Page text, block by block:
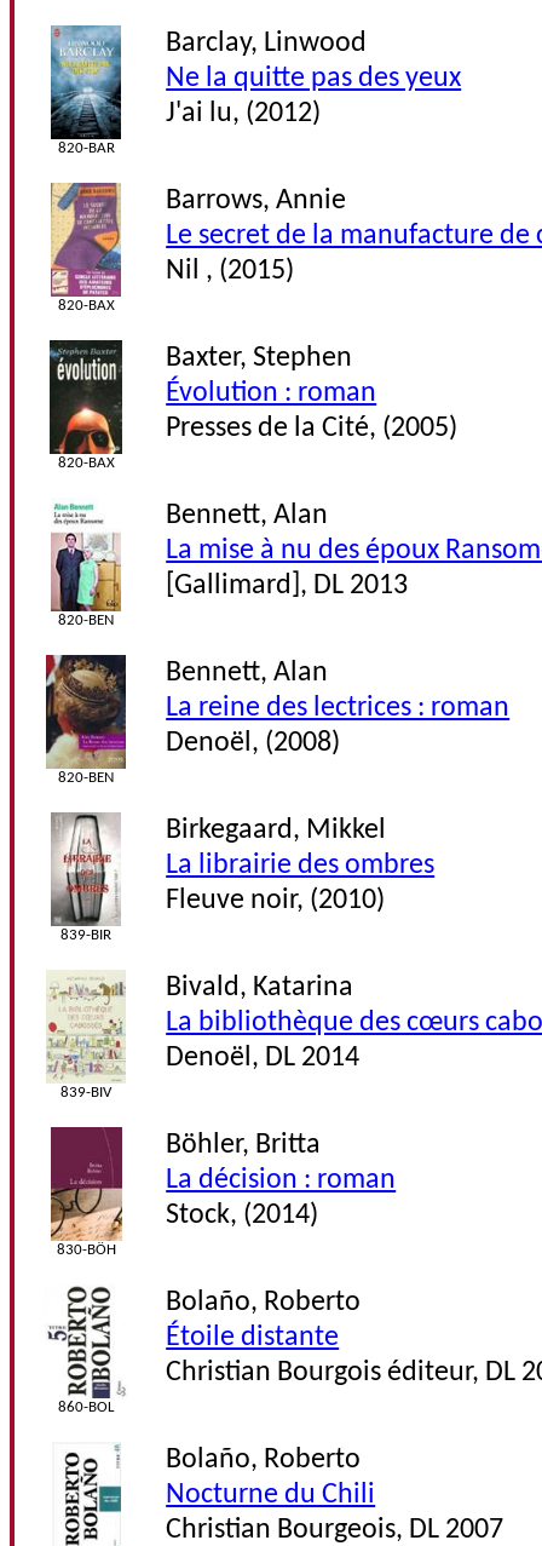
820-BAR
Barclay, Linwood
Ne la quitte pas des yeux
J'ai lu, (2012)
820-BAX
Barrows, Annie
Le secret de la manufacture
Nil , (2015)
820-BAX
Baxter, Stephen
Évolution : roman
Presses de la Cité, (2005)
820-BEN
Bennett, Alan
La mise à nu des époux
[Gallimard], DL 2013
820-BEN
Bennett, Alan
La reine des lectrices : roman
Denoël, (2008)
839-BIR
Birkegaard, Mikkel
La librairie des ombres
Fleuve noir, (2010)
839-BIV
Bivald, Katarina
La bibliothèque des cœurs
Denoël, DL 2014
830-BÖH
Böhler, Britta
La décision : roman
Stock, (2014)
860-BOL
Bolaño, Roberto
Étoile distante
Christian Bourgois éditeur, DL
Bolaño, Roberto
Nocturne du Chili
Christian Bourgeois, DL 2007